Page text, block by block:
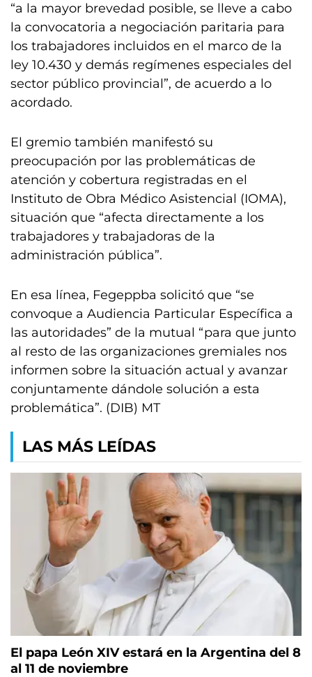
“a la mayor brevedad posible, se lleve a cabo
la convocatoria a negociación paritaria para
los trabajadores incluidos en el marco de la
ley 10.430 y demás regímenes especiales del
sector público provincial”, de acuerdo a lo
acordado.
El gremio también manifestó su
preocupación por las problemáticas de
atención y cobertura registradas en el
Instituto de Obra Médico Asistencial (IOMA),
situación que “afecta directamente a los
trabajadores y trabajadoras de la
administración pública”.
En esa línea, Fegeppba solicitó que “se
convoque a Audiencia Particular Específica a
las autoridades” de la mutual “para que junto
al resto de las organizaciones gremiales nos
informen sobre la situación actual y avanzar
conjuntamente dándole solución a esta
problemática”. (DIB) MT
LAS MÁS LEÍDAS
El papa León XIV estará en la Argentina del 8
al 11 de noviembre